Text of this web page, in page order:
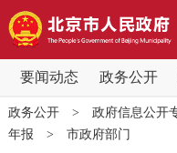
要闻动态 政务公开
要闻动态
党中央精神
政务公开> 政府信息公开
年报 > 市政府部门